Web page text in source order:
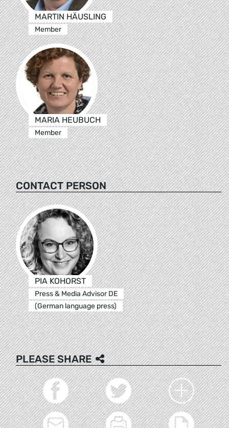
MARTIN HÄUSLING
Member
MARIA HEUBUCH
Member
CONTACT PERSON
PIA KOHORST
Press & Media Advisor DE
(German language press)
PLEASE SHARE